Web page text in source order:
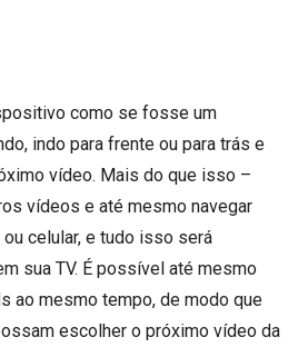
como se fosse um
indo para frente ou para trás e
vídeo. Mais do que isso –
vídeos e até mesmo navegar
celular, e tudo isso será
sua TV. É possível até mesmo
ao mesmo tempo, de modo que
escolher o próximo vídeo da